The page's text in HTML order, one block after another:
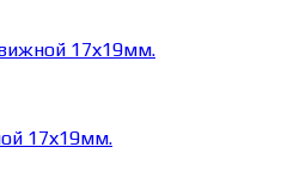
17х19мм.